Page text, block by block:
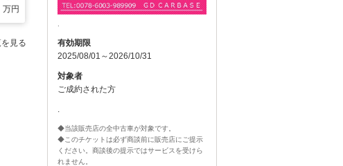
万円
見る
有効期限
2025/08/01～2026/10/31
対象者
ご成約された方
.
◆当該販売店の全中古車が対象です。
◆このチケットは必ず商談前に販売店にご提示
ください。商談後の提示ではサービスを受けら
れません。